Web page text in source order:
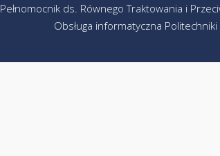
Pełnomocnik ds. Równego Traktowania i
Obsługa informatyczna Politechniki